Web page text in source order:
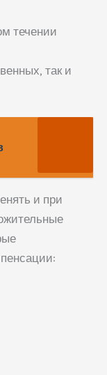
течении
так и
и при